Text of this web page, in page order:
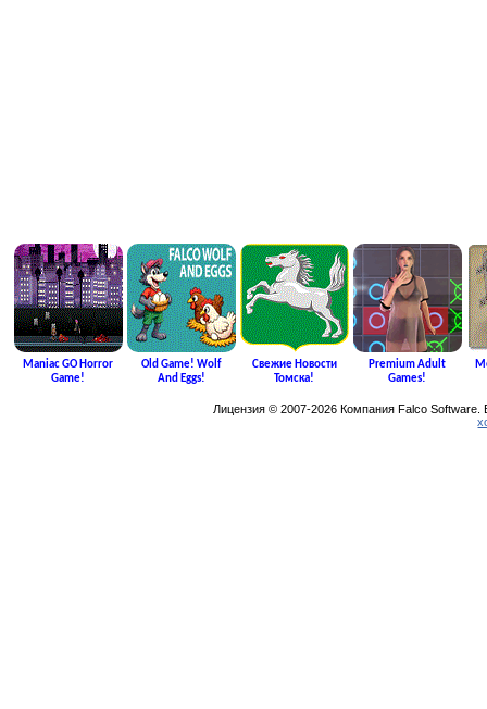
Maniac GO Horror
Game!
Old Game! Wolf
And Eggs!
Свежие Новости
Томска!
Premium Adult
Games!
Лицензия © 2007-2026 Компания Falco